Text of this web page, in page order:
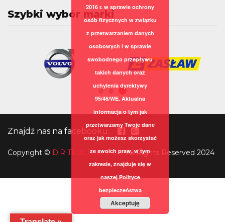
Szybki wybór marki
Znajdź nas na facebooku:
Copyright © DiR TRUCK sp. z o.o.All Rights Reserved 2024
2016 r. w sprawie ochrony
osób fizycznych w związku
z przetwarzaniem danych
osobowych i w sprawie
swobodnego przepływu
takich danych oraz
uchylenia dyrektywy
95/46/WE. Aktualna
informacja o tym jak
przetwarzamy Twoje dane
oraz jak możesz skorzystać
ze swoich praw, w tym
zakresie, znajduje się w
naszejPolityce
bezpieczeństwa
Akceptuję